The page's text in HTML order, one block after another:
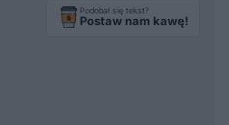
Podobał się tekst?
Postaw nam kawę!